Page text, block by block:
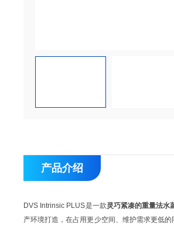
产品介绍
DVS Intrinsic PLUS是一款灵巧紧凑的重量法水
产环境打造，在占用更少空间、维护需求更低